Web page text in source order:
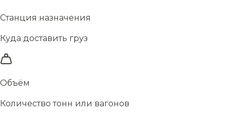
Станция назначения
Куда доставить груз
Объём
Количество тонн или вагонов